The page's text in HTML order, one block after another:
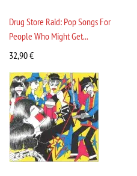
Drug Store Raid: Pop Songs For
People Who Might Get...
32,90€